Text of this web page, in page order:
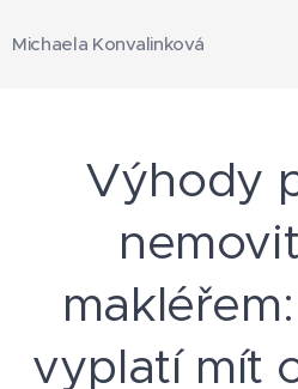
Michaela Konvalinková
Výhody
vyplatí mít